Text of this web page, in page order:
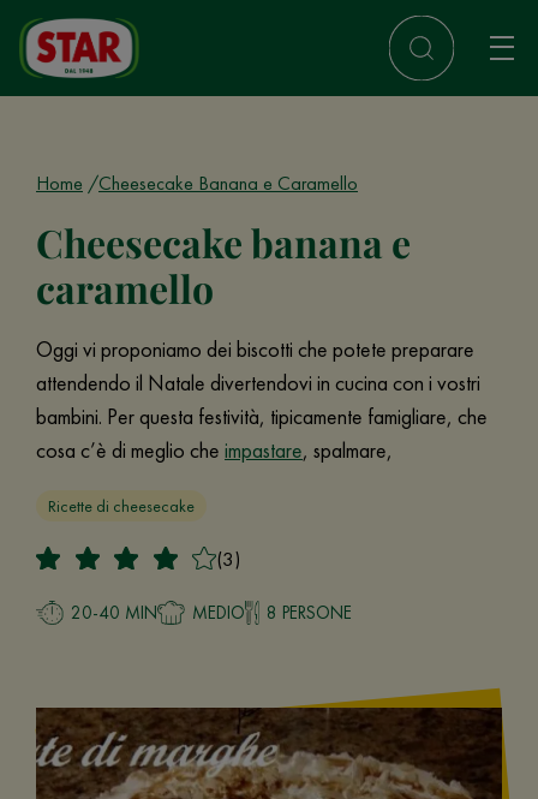
Home Cheesecake Banana e Caramello
Cheesecake banana e
caramello
Oggi vi proponiamo dei biscotti che potete preparare
attendendo il Natale divertendovi in cucina con i vostri
bambini. Per questa festività, tipicamente famigliare, che
cosa c’è di meglio che impastare, spalmare,
Ricette di cheesecake
(3)
20-40 MIN MEDIO 8 PERSONE